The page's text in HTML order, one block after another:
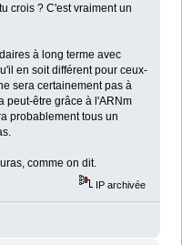
crois ? C'est vraiment un
à long terme avec
en soit différent pour ceux-
sera certainement pas à
peut-être grâce à l'ARNm
probablement tous un
comme on dit.
IP archivée